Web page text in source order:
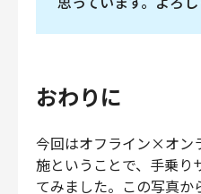
おわりに
今回はオフライン×オン
施ということで、手乗り
てみました。この写真